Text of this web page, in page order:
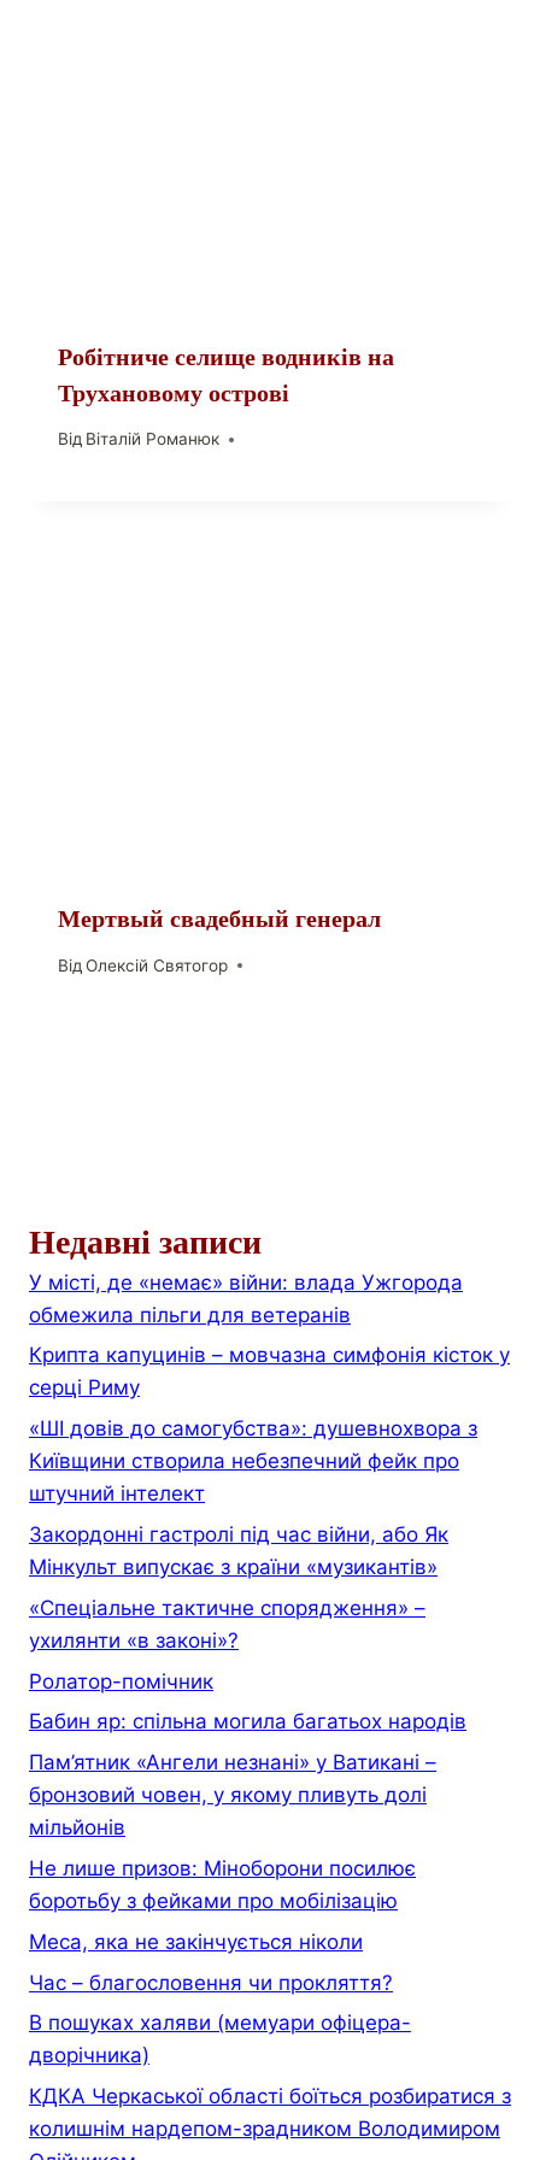
Робітниче селище водників на
Трухановому острові
Від Віталій Романюк
Мертвый свадебный генерал
Від Олексій Святогор
Недавні записи
У місті, де «немає» війни: влада Ужгорода
обмежила пільги для ветеранів
Крипта капуцинів – мовчазна симфонія кісток у
серці Риму
«ШІ довів до самогубства»: душевнохвора з
Київщини створила небезпечний фейк про
штучний інтелект
Закордонні гастролі під час війни, або Як
Мінкульт випускає з країни «музикантів»
«Спеціальне тактичне спорядження» –
ухилянти «в законі»?
Ролатор-помічник
Бабин яр: спільна могила багатьох народів
Пам’ятник «Ангели незнані» у Ватикані –
бронзовий човен, у якому пливуть долі
мільйонів
Не лише призов: Міноборони посилює
боротьбу з фейками про мобілізацію
Меса, яка не закінчується ніколи
Час – благословення чи прокляття?
В пошуках халяви (мемуари офiцера-
дворiчника)
КДКА Черкаської області боїться розбиратися з
колишнім нардепом-зрадником Володимиром